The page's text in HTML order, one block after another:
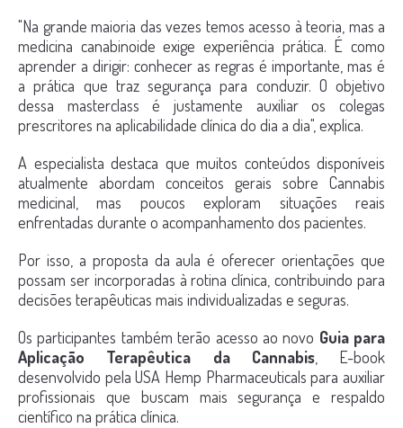
"Na grande maioria das vezes temos acesso à teoria, mas a
medicina canabinoide exige experiência prática. É como
aprender a dirigir: conhecer as regras é importante, mas é
a prática que traz segurança para conduzir. O objetivo
dessa masterclass é justamente auxiliar os colegas
prescritores na aplicabilidade clínica do dia a dia", explica.
A especialista destaca que muitos conteúdos disponíveis
atualmente abordam conceitos gerais sobre Cannabis
medicinal, mas poucos exploram situações reais
enfrentadas durante o acompanhamento dos pacientes.
Por isso, a proposta da aula é oferecer orientações que
possam ser incorporadas à rotina clínica, contribuindo para
decisões terapêuticas mais individualizadas e seguras.
Os participantes também terão acesso ao novo Guia para
Aplicação Terapêutica da Cannabis, E-book
desenvolvido pela USA Hemp Pharmaceuticals para auxiliar
profissionais que buscam mais segurança e respaldo
científico na prática clínica.